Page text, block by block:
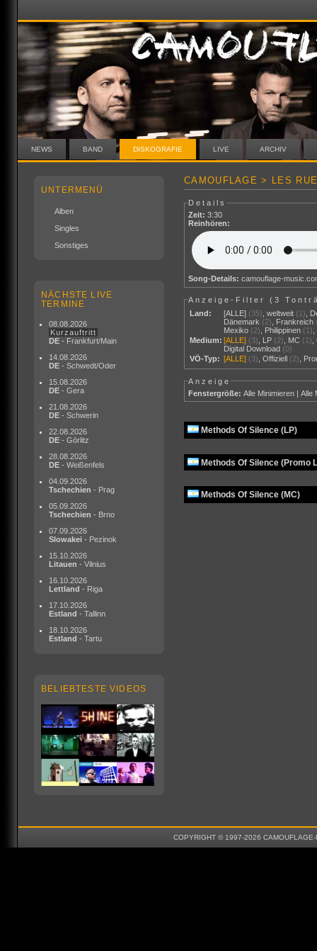
NEWS BAND DISKOGRAFIE LIVE ARCHIV
UNTERMENÜ
Alben
Singles
Sonstiges
NÄCHSTE LIVE
TERMINE
08.08.2026
Kurzauftritt
DE - Frankfurt/Main
14.08.2026
DE - Schwedt/Oder
15.08.2026
DE - Gera
21.08.2026
DE - Schwerin
22.08.2026
DE - Görlitz
28.08.2026
DE - Weißenfels
04.09.2026
Tschechien - Prag
05.09.2026
Tschechien - Brno
07.09.2026
Slowakei - Pezinok
15.10.2026
Litauen - Vilnius
16.10.2026
Lettland - Riga
17.10.2026
Estland - Tallinn
18.10.2026
Estland - Tartu
BELIEBTESTE VIDEOS
CAMOUFLAGE > LES
Details
Zeit: 3:30
Reinhören:
Song-Details: camouflage-
Anzeige-Filter (3
Land:
[ALLE] (35) ,weltweit (1)
Dänemark (2) Frankreich
Mexiko (2) Philippinen (1)
Medium: [ALLE] (3) LP (2) MC (1) ,
Digital Download (0)
VÖ-Typ: [ALLE] (3) ,Offiziell (2)
Anzeige
Fenstergröße: Alle Minimieren |Alle
Methods Of Silence (LP)
Methods Of Silence (Promo
Methods Of Silence (MC)
COPYRIGHT © 1997-2026 CAMOUFLAGE-